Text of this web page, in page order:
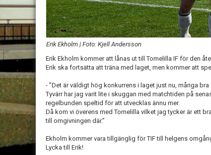
Erik Ekholm | Foto: Kjell Andersson
Erik Ekholm kommer att lånas ut till Tomelilla IF för den
Erik ska fortsätta att träna med laget, men kommer att
- ”Det är väldigt hög konkurrens i laget just nu, många
Tyvärr har jag varit lite i skuggan med matchtiden på
regelbunden speltid för att utvecklas ännu mer.
Då kom vi överens med Tomelilla vilket jag tycker är ett
till omgivningen där.”
Ekholm kommer vara tillgänglig för TIF till helgens
Lycka till Erik!